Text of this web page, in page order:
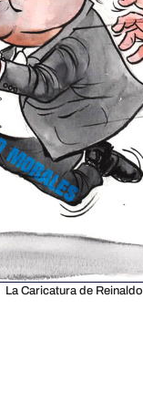
La Caricatura de Reinaldo